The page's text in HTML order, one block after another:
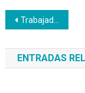
de
entradas
Trabajadores del Inces Mérida disfrutaron de un compartir de fin de año
ENTRADAS